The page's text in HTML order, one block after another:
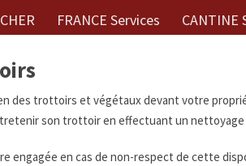
FRANCE Services CANTINE
des trottoirs et végétaux devant votre
son trottoir en effectuant un
engagée en cas de non-respect de cette